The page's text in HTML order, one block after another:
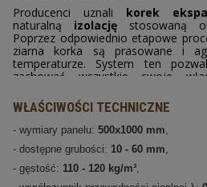
Granulat
Korek do
Przekładki
Korek
Zegarek z
Producenci uznali korek
naturalną izolację stosowaną
Poprzez odpowiednio etapowe
ziarna korka są prasowane i
temperaturze. System ten
zachować wszystkie swoje
objętości) i uczynić go najlepszym
świecie.
Użyciekorka ekspandowanego
parametrach termicznych,
izolacyjnych, szczególnie nadające się
do stosowania w ścianach
WŁAŚCIWOŚCI TECHNICZNE
- wymiary panelu: 500x1000 mm
- dostępne grubości: 10 - 60 mm
- gęstość: 110 - 120 kg/m³